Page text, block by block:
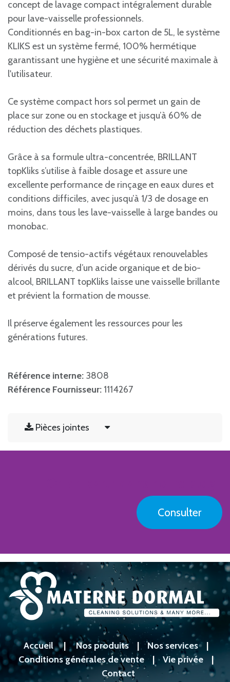
concept de lavage compact intégralement durable
pour lave-vaisselle professionnels.
Conditionnés en bag-in-box carton de 5L, le système
KLIKS est un système fermé, 100% hermétique
garantissant une hygiène et une sécurité maximale à
l'utilisateur.
Ce système compact hors sol permet un gain de
place sur zone ou en stockage et jusqu’à 60% de
réduction des déchets plastiques.
Grâce à sa formule ultra-concentrée, BRILLANT
topKliks s’utilise à faible dosage et assure une
excellente performance de rinçage en eaux dures et
conditions difficiles, avec jusqu’à 1/3 de dosage en
moins, dans tous les lave-vaisselle à large bandes ou
monobac.
Composé de tensio-actifs végétaux renouvelables
dérivés du sucre, d’un acide organique et de bio-
alcool, BRILLANT topKliks laisse une vaisselle brillante
et prévient la formation de mousse.
Il préserve également les ressources pour les
générations futures.
Référence interne: 3808
Référence Fournisseur: 1114267
Pièces jointes
Consulter
Accueil|Nos produits|Nos services|
Conditions générales de vente | Vie privée |
Contact